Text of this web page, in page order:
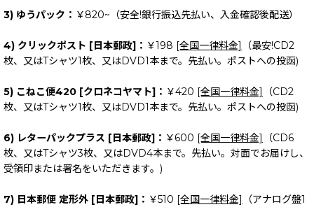
3) ゆうパック： ￥820~（安全!銀行振込先払い、入金確認後配送）
4) クリックポスト [日本郵政]： ￥198 [全国一律料金]
（最安!CD2
枚、又はTシャツ1枚、又はDVD1本まで。先払い。ポストへの投函)
5) こねこ便420 [クロネコヤマト]： ￥420 [全国一律料金]
（CD2
枚、又はTシャツ1枚、又はDVD1本まで。先払い。ポストへの投函)
6) レターパックプラス [日本郵政]： ￥600 [全国一律料金]
（CD6
枚、又はTシャツ3枚、又はDVD4本まで。先払い。対面でお届けし、
受領印または署名をいただきます。)
7) 日本郵便 定形外 [日本郵政]： ￥510 [全国一律料金]
（アナログ盤1